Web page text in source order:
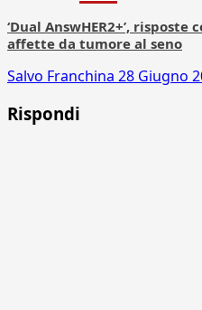
‘Dual AnswHER2+’,
affette da tumore al seno
Salvo Franchina 28 Giugno
Rispondi